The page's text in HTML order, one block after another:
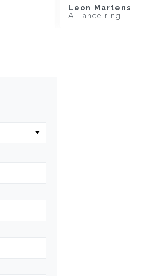
Leon Martens
Alliance ring